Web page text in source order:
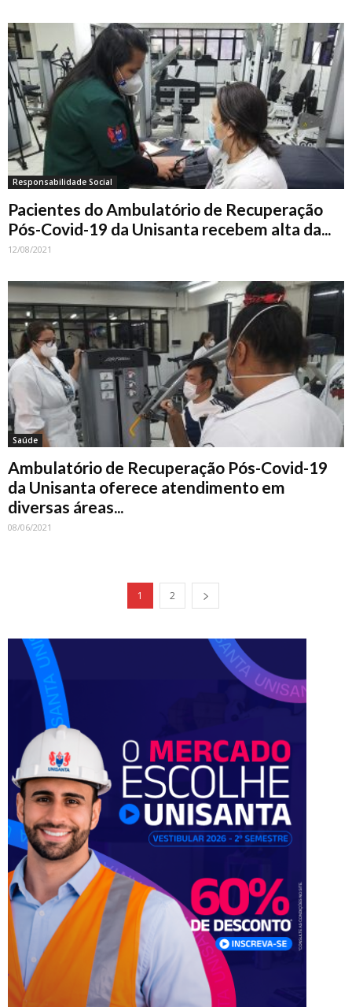
Responsabilidade Social
Pacientes do Ambulatório de Recuperação
Pós-Covid-19 da Unisanta recebem alta da...
12/08/2021
Saúde
Ambulatório de Recuperação Pós-Covid-19
da Unisanta oferece atendimento em
diversas áreas...
08/06/2021
1 2